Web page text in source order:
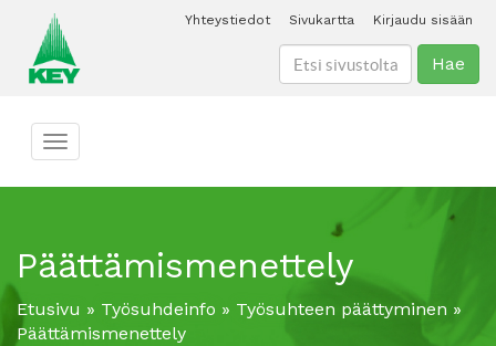
Yhteystiedot Sivukartta Kirjaudu sisään
Hae
Toggle navigation
Päättämismenettely
Etusivu » Työsuhdeinfo » Työsuhteen päättyminen »
Päättämismenettely